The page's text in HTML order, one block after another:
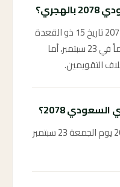
يوافق اليوم الوطني السعودي 2078 تاريخ 15 ذو القعدة
1501هـ. التاريخ الميلادي ثابت دائماً في 23 سبتمبر، أما
التقويمين.
2078؟
يقع اليوم الوطني السعودي 2078 يوم الجمعة 23 سبتمبر